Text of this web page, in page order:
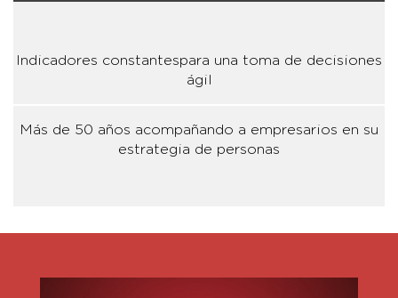
Indicadores constantespara una toma de decisiones
ágil
Más de 50 años acompañando a empresarios en su
estrategia de personas